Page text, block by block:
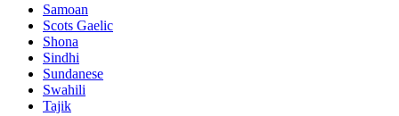
Samoan
Scots Gaelic
Shona
Sindhi
Sundanese
Swahili
Tajik